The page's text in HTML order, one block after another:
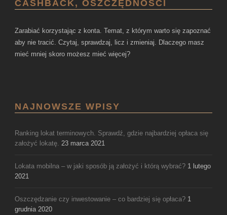
CASHBACK, OSZCZĘDNOŚCI
Zarabiać korzystając z konta. Temat, z którym warto się zapoznać
aby nie tracić. Czytaj, sprawdzaj, licz i zmieniaj. Dlaczego masz
mieć mniej skoro możesz mieć więcej?
NAJNOWSZE WPISY
Ranking lokat terminowych. Sprawdź, gdzie najbardziej opłaca się
założyć lokatę. 23 marca 2021
Lokata mobilna – w jaki sposób ją założyć i którą wybrać? 1 lutego
2021
Oszczędzanie czy inwestowanie – co bardziej się opłaca? 1
grudnia 2020